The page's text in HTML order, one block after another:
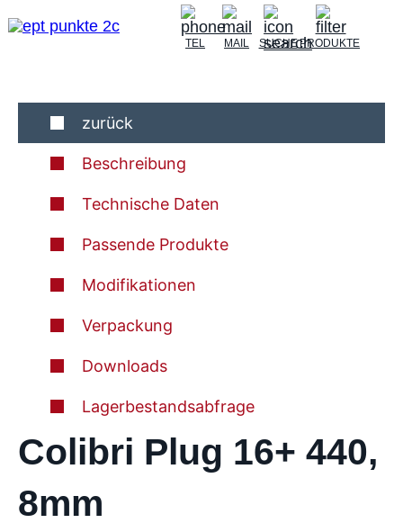
TEL MAIL SUCHEPRODUKTE
zurück
Beschreibung
Technische Daten
Passende Produkte
Modifikationen
Verpackung
Downloads
Lagerbestandsabfrage
Colibri Plug 16+ 440,
8mm